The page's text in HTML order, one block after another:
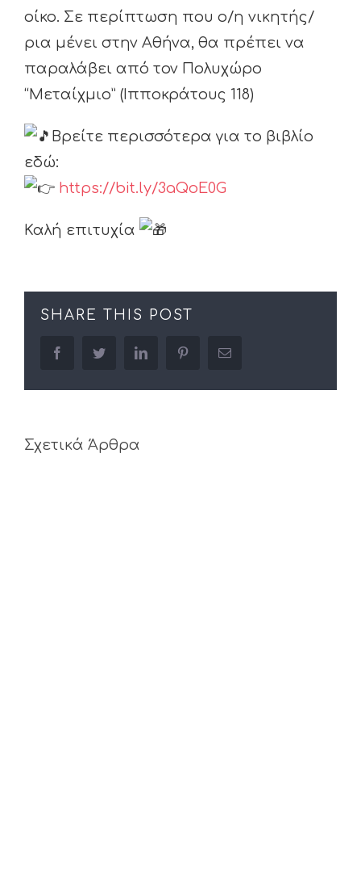
οίκο. Σε περίπτωση που ο/η νικητής/
ρια μένει στην Αθήνα, θα πρέπει να
παραλάβει από τον Πολυχώρο
“Μεταίχμιο” (Ιπποκράτους 118)
Βρείτε περισσότερα για το βιβλίο
εδώ:
https://bit.ly/3aQoE0G
Καλή επιτυχία
SHARE THIS POST
facebooktwitter linkedin pinterestEmail
Σχετικά Άρθρα